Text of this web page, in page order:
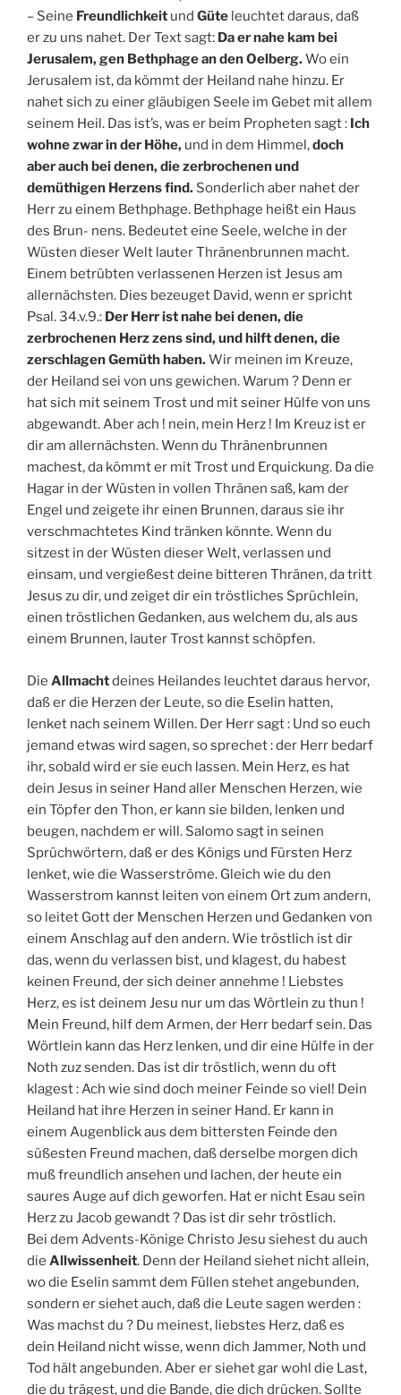
– Seine Freundlichkeit und Güte leuchtet daraus, daß
er zu uns nahet. Der Text sagt: Da er nahe kam bei
Jerusalem, gen Bethphage an den Oelberg. Wo ein
Jerusalem ist, da kömmt der Heiland nahe hinzu. Er
nahet sich zu einer gläubigen Seele im Gebet mit allem
seinem Heil. Das ist’s, was er beim Propheten sagt : Ich
wohne zwar in der Höhe, und in dem Himmel,doch
aber auch bei denen, die zerbrochenen und
demüthigen Herzens find. Sonderlich aber nahet der
Herr zu einem Bethphage. Bethphage heißt ein Haus
des Brun- nens. Bedeutet eine Seele, welche in der
Wüsten dieser Welt lauter Thränenbrunnen macht.
Einem betrübten verlassenen Herzen ist Jesus am
allernächsten. Dies bezeuget David, wenn er spricht
Psal. 34.v.9.: Der Herr ist nahe bei denen, die
zerbrochenen Herz zens sind, und hilft denen, die
zerschlagen Gemüth haben. Wir meinen im Kreuze,
der Heiland sei von uns gewichen. Warum ? Denn er
hat sich mit seinem Trost und mit seiner Hülfe von uns
abgewandt. Aber ach ! nein, mein Herz ! Im Kreuz ist er
dir am allernächsten. Wenn du Thränenbrunnen
machest, da kömmt er mit Trost und Erquickung. Da die
Hagar in der Wüsten in vollen Thränen saß, kam der
Engel und zeigete ihr einen Brunnen, daraus sie ihr
verschmachtetes Kind tränken könnte. Wenn du
sitzest in der Wüsten dieser Welt, verlassen und
einsam, und vergießest deine bitteren Thränen, da tritt
Jesus zu dir, und zeiget dir ein tröstliches Sprüchlein,
einen tröstlichen Gedanken, aus welchem du, als aus
einem Brunnen, lauter Trost kannst schöpfen.
Die Allmachtdeines Heilandes leuchtet daraus hervor,
daß er die Herzen der Leute, so die Eselin hatten,
lenket nach seinem Willen. Der Herr sagt : Und so euch
jemand etwas wird sagen, so sprechet : der Herr bedarf
ihr, sobald wird er sie euch lassen. Mein Herz, es hat
dein Jesus in seiner Hand aller Menschen Herzen, wie
ein Töpfer den Thon, er kann sie bilden, lenken und
beugen, nachdem er will. Salomo sagt in seinen
Sprüchwörtern, daß er des Königs und Fürsten Herz
lenket, wie die Wasserströme. Gleich wie du den
Wasserstrom kannst leiten von einem Ort zum andern,
so leitet Gott der Menschen Herzen und Gedanken von
einem Anschlag auf den andern. Wie tröstlich ist dir
das, wenn du verlassen bist, und klagest, du habest
keinen Freund, der sich deiner annehme ! Liebstes
Herz, es ist deinem Jesu nur um das Wörtlein zu thun !
Mein Freund, hilf dem Armen, der Herr bedarf sein. Das
Wörtlein kann das Herz lenken, und dir eine Hülfe in der
Noth zuz senden. Das ist dir tröstlich, wenn du oft
klagest : Ach wie sind doch meiner Feinde so viel! Dein
Heiland hat ihre Herzen in seiner Hand. Er kann in
einem Augenblick aus dem bittersten Feinde den
süßesten Freund machen, daß derselbe morgen dich
muß freundlich ansehen und lachen, der heute ein
saures Auge auf dich geworfen. Hat er nicht Esau sein
Herz zu Jacob gewandt ? Das ist dir sehr tröstlich.
Bei dem Advents-Könige Christo Jesu siehest du auch
die Allwissenheit. Denn der Heiland siehet nicht allein,
wo die Eselin sammt dem Füllen stehet angebunden,
sondern er siehet auch, daß die Leute sagen werden :
Was machst du ? Du meinest, liebstes Herz, daß es
dein Heiland nicht wisse, wenn dich Jammer, Noth und
Tod hält angebunden. Aber er siehet gar wohl die Last,
die du trägest, und die Bande, die dich drücken. Sollte